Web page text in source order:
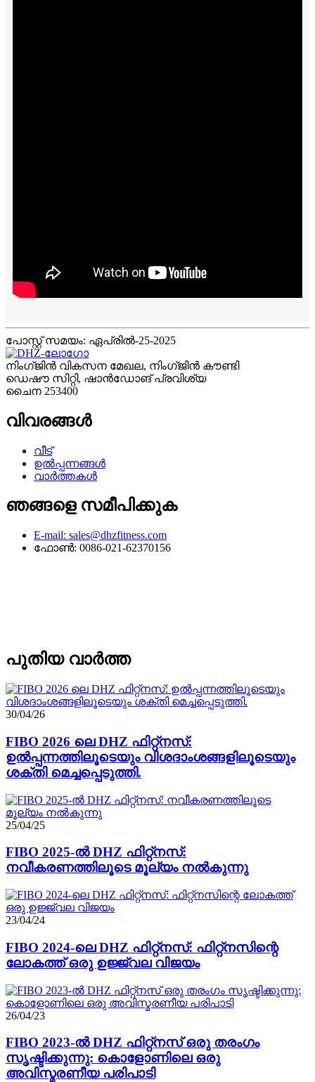
പോസ്റ്റ് സമയം: ഏപ്രിൽ-25-2025
നിംഗ്ജിൻ വികസന മേഖല, നിംഗ്ജിൻ കൗണ്ടി
ഡെഷൗ സിറ്റി, ഷാൻഡോങ് പ്രവിശ്യ
ചൈന 253400
വിവരങ്ങൾ
വീട്
ഉൽപ്പന്നങ്ങൾ
വാർത്തകൾ
ഞങ്ങളെ സമീപിക്കുക
E-mail: sales@dhzfitness.com
ഫോൺ: 0086-021-62370156
പുതിയ വാർത്ത
30/04/26
FIBO 2026 ലെ DHZ ഫിറ്റ്നസ്:
ഉൽപ്പന്നത്തിലൂടെയും വിശദാംശങ്ങളിലൂടെയും
ശക്തി മെച്ചപ്പെടുത്തി.
25/04/25
FIBO 2025-ൽ DHZ ഫിറ്റ്നസ്:
നവീകരണത്തിലൂടെ മൂല്യം നൽകുന്നു
23/04/24
FIBO 2024-ലെ DHZ ഫിറ്റ്നസ്: ഫിറ്റ്നസിന്റെ
ലോകത്ത് ഒരു ഉജ്ജ്വല വിജയം
26/04/23
FIBO 2023-ൽ DHZ ഫിറ്റ്‌നസ് ഒരു തരംഗം
സൃഷ്ടിക്കുന്നു: കൊളോണിലെ ഒരു
അവിസ്മരണീയ പരിപാടി